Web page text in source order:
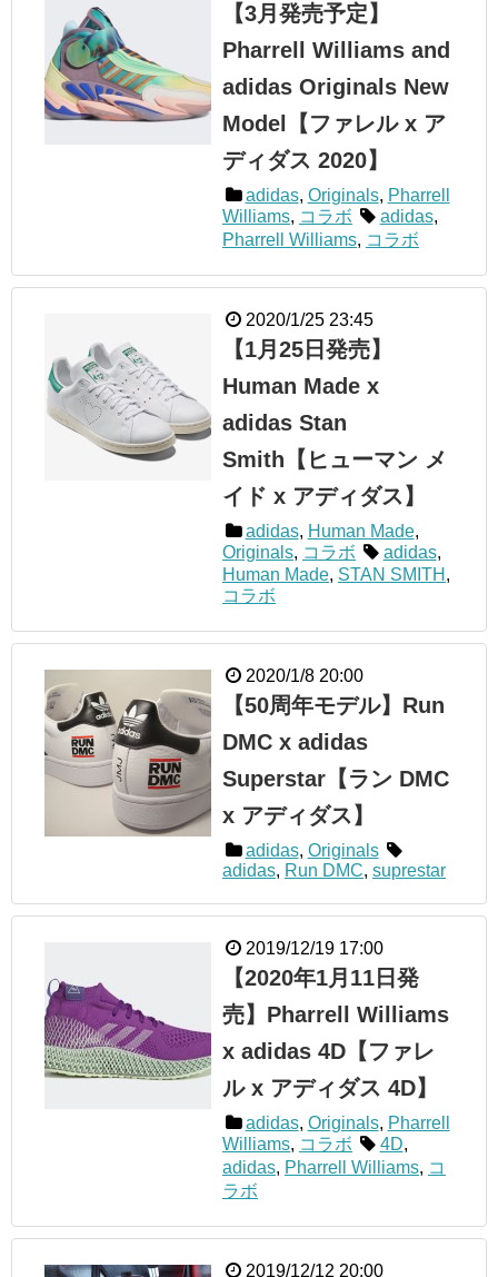
【3月発売予定】
Pharrell Williams and
adidas Originals New
Model【ファレル x ア
ディダス 2020】
adidas, Originals, Pharrell
Williams, コラボ adidas,
Pharrell Williams, コラボ
2020/1/25 23:45
【1月25日発売】
Human Made x
adidas Stan
Smith【ヒューマン メ
イド x アディダス】
adidas, Human Made,
Originals, コラボ adidas,
Human Made, STAN SMITH ,
コラボ
2020/1/8 20:00
【50周年モデル】Run
DMC x adidas
Superstar【ラン DMC
x アディダス】
adidas, Originals
adidas, Run DMC, suprestar
2019/12/19 17:00
【2020年1月11日発
売】Pharrell Williams
x adidas 4D【ファレ
ル x アディダス 4D】
adidas, Originals, Pharrell
Williams, コラボ 4D,
adidas, Pharrell Williams, コ
ラボ
2019/12/12 20:00